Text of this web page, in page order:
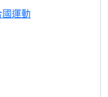
運動